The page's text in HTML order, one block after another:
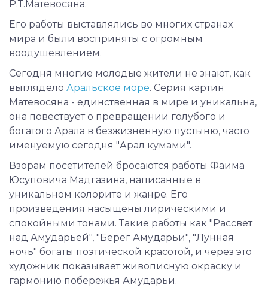
Р.Т.Матевосяна.
Его работы выставлялись во многих странах
мира и были восприняты с огромным
воодушевлением.
Сегодня многие молодые жители не знают, как
выглядело Аральское море. Серия картин
Матевосяна - единственная в мире и уникальна,
она повествует о превращении голубого и
богатого Арала в безжизненную пустыню, часто
именуемую сегодня "Арал кумами".
Взорам посетителей бросаются работы Фаима
Юсуповича Мадгазина, написанные в
уникальном колорите и жанре. Его
произведения насыщены лирическими и
спокойными тонами. Такие работы как "Рассвет
над Амударьей", "Берег Амударьи", "Лунная
ночь" богаты поэтической красотой, и через это
художник показывает живописную окраску и
гармонию побережья Амударьи.